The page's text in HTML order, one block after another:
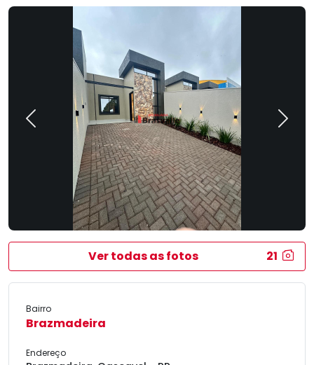
Previous Next
Ver todas as fotos 21
Bairro
Brazmadeira
Endereço